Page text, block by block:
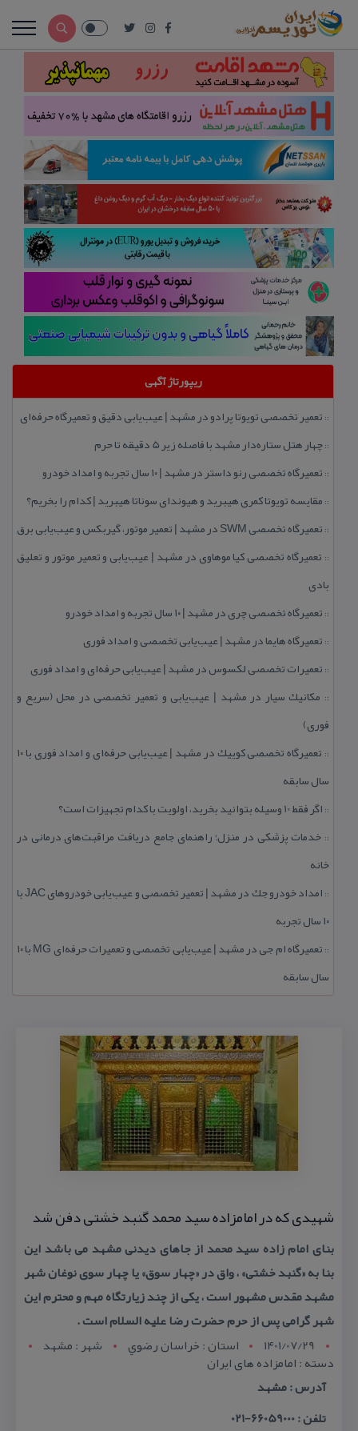
ریپورتاژ آگهی
:: تعمیر تخصصی تویوتا پرادو در مشهد | عیب‌یابی دقیق و تعمیرگاه حرفه‌ای
::چهار هتل‌ ستاره‌دار مشهد با فاصله زیر 5 دقیقه تا حرم
:: تعمیرگاه تخصصی رنو داستر در مشهد | ۱۰ سال تجربه و امداد خودرو
:: مقایسه تویوتا كمری هیبرید و هیوندای سوناتا هیبرید | كدام را بخریم؟
:: تعمیرگاه تخصصی SWM در مشهد | تعمیر موتور، گیربكس و عیب‌یابی برق
:: تعمیرگاه تخصصی كیا موهاوی در مشهد | عیب‌یابی و تعمیر موتور و تعلیق
بادی
:: تعمیرگاه تخصصی چری در مشهد | ۱۰ سال تجربه و امداد خودرو
:: تعمیرگاه هایما در مشهد | عیب‌یابی تخصصی و امداد فوری
:: تعمیرات تخصصی لكسوس در مشهد | عیب‌یابی حرفه‌ای و امداد فوری
:: مكانیك سیار در مشهد | عیب‌یابی و تعمیر تخصصی در محل (سریع و
فوری)
::
تعمیرگاه تخصصی كوییك در مشهد | عیب‌یابی حرفه‌ای و امداد فوری با ۱۰
سال سابقه
:: اگر فقط 10 وسیله بتوانید بخرید، اولویت با كدام تجهیزات است؟
:: خدمات پزشكی در منزل؛ راهنمای جامع دریافت مراقبت‌های درمانی در
خانه
::
امداد خودرو جك در مشهد | تعمیر تخصصی و عیب‌یابی خودروهای JAC با
۱۰ سال تجربه
::
تعمیرگاه ام جی در مشهد | عیب‌یابی تخصصی و تعمیرات حرفه‌ای MG با ۱۰
سال سابقه
شهیدی كه در امامزاده سید محمد گنبد خشتی دفن شد
بنای امام زاده سید محمد از جاهای دیدنی مشهد می باشد این
بنا به «گنبد خشتی» ، واق در «چهار سوق» یا چهار سوی نوغان شهر
مشهد مقدس مشهور است ، یكی از چند زیارتگاه مهم و محترم این
شهر گرامی پس از حرم حضرت رضا علیه السلام است .
1401/07/29
استان : خراسان رضوي شهر : مشهد
دسته : امامزاده های ایران
آدرس : مشهد
تلفن : 66059000-021